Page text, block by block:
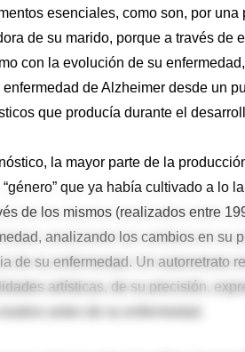
esenciales, como son, por
de su marido, porque a través
con la evolución de su
de Alzheimer desde un
que producía durante el
la mayor parte de la
que ya había cultivado a lo
de los mismos (realizados entre
analizando los cambios en su
de su enfermedad. Un autorretrato
artísticas, de su precisión,